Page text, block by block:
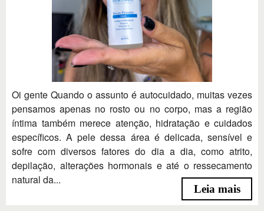
Oi gente Quando o assunto é autocuidado, muitas vezes
pensamos apenas no rosto ou no corpo, mas a região
íntima também merece atenção, hidratação e cuidados
específicos. A pele dessa área é delicada, sensível e
sofre com diversos fatores do dia a dia, como atrito,
depilação, alterações hormonais e até o ressecamento
natural da...
Leia mais